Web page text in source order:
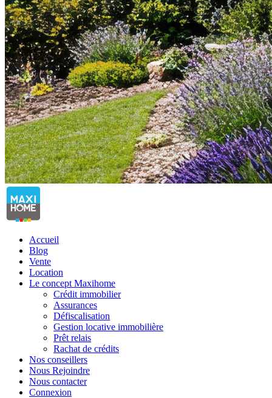
Accueil
Blog
Vente
Location
Le concept Maxihome
Crédit immobilier
Assurances
Défiscalisation
Gestion locative immobilière
Prêt relais
Rachat de crédits
Nos conseillers
Nous Rejoindre
Nous contacter
Connexion